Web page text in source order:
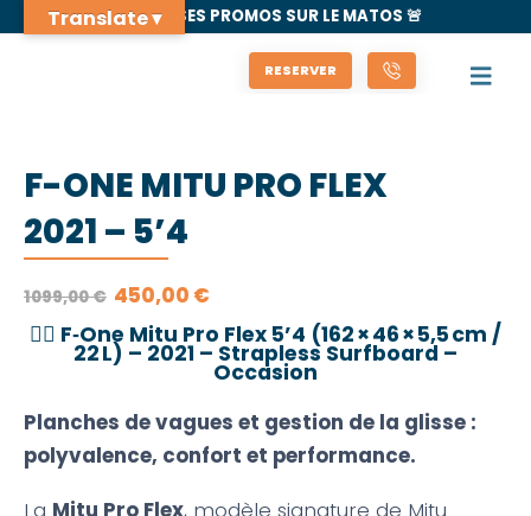
🚨 GROSSES PROMOS SUR LE MATOS 🚨
RESERVER
F-ONE MITU PRO FLEX
2021 – 5’4
1099,00€ LE
PRIX
INITIAL
ÉTAIT :
1099,00 €.
450,00 €LE
ACTUEL
EST :
450,00 €.
🏄‍♂️ F‑One Mitu Pro Flex 5’4 (162 × 46 × 5,5 cm /
22 L) – 2021 – Strapless Surfboard –
Occasion
Planches de vagues et gestion de la glisse :
polyvalence, confort et performance.
La Mitu Pro Flex, modèle signature de Mitu
Translate ▾